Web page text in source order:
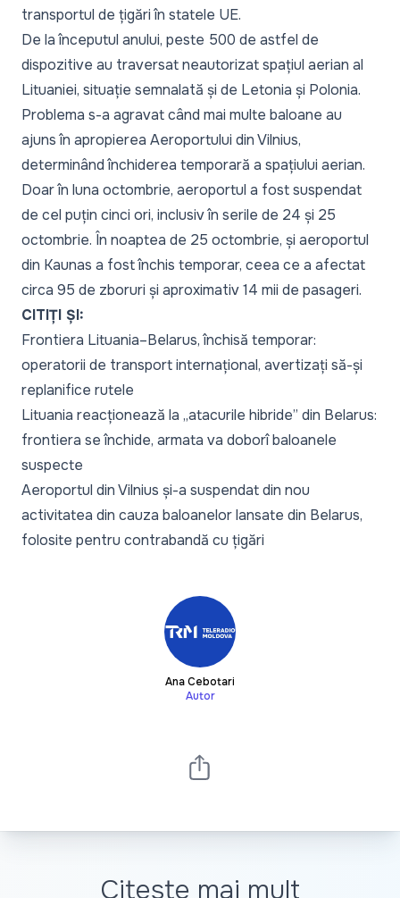
transportul de țigări în statele UE.
De la începutul anului, peste 500 de astfel de
dispozitive au traversat neautorizat spațiul aerian al
Lituaniei, situație semnalată și de Letonia și Polonia.
Problema s-a agravat când mai multe baloane au
ajuns în apropierea Aeroportului din Vilnius,
determinând închiderea temporară a spațiului aerian.
Doar în luna octombrie, aeroportul a fost suspendat
de cel puțin cinci ori, inclusiv în serile de 24 și 25
octombrie. În noaptea de 25 octombrie, și aeroportul
din Kaunas a fost închis temporar, ceea ce a afectat
circa 95 de zboruri și aproximativ 14 mii de pasageri.
CITIȚI ȘI:
Frontiera Lituania–Belarus, închisă temporar:
operatorii de transport internațional, avertizați să-și
replanifice rutele
Lituania reacționează la „atacurile hibride” din Belarus:
frontiera se închide, armata va doborî baloanele
suspecte
Aeroportul din Vilnius și-a suspendat din nou
activitatea din cauza baloanelor lansate din Belarus,
folosite pentru contrabandă cu țigări
Ana Cebotari
Autor
Citește mai mult